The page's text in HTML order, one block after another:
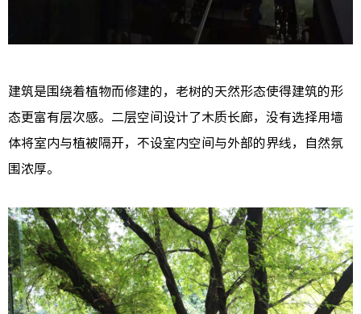
建筑是围绕着植物而修建的，老树的天然形态使得建筑的形
态更富有层次感。二层空间设计了木质长廊，没有选择用墙
体将室内与植被隔开，不设室内空间与外部的界线，自然氛
围浓厚。